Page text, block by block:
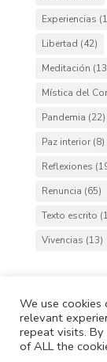
Experiencias
Libertad (42)
Meditación
Mística del
Pandemia (22)
Paz interior(8)
Reflexiones
Renuncia (65)
Texto escrito
Vivencias (13)
Política
We use
relevant
repeat visits. By
of ALL the